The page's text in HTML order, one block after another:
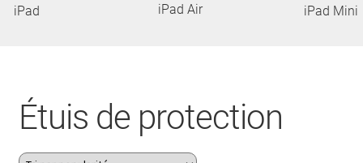
Search
for:
iPad iPad Air iPad Mini
Étuis de protection